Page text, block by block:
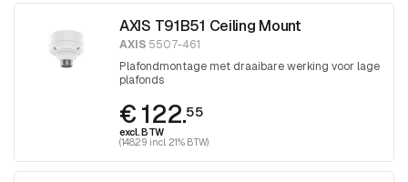
AXIS T91B51 Ceiling Mount
AXIS 5507-461
Plafondmontage met draaibare werking voor lage
plafonds
€ 122.55
excl. BTW
(148.29 incl. 21% BTW)